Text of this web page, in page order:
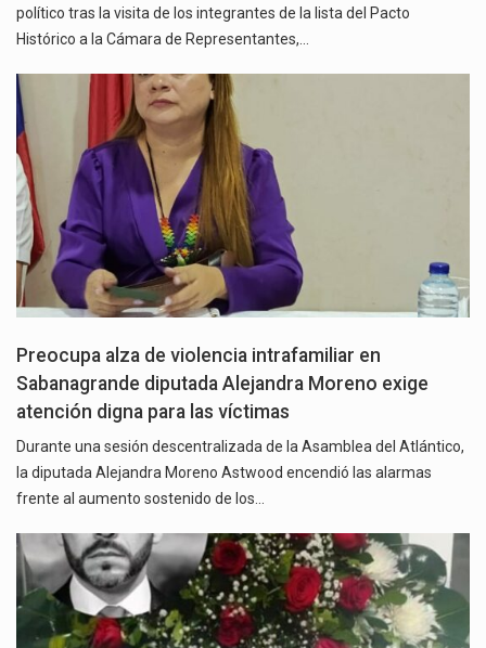
político tras la visita de los integrantes de la lista del Pacto
Histórico a la Cámara de Representantes,…
Preocupa alza de violencia intrafamiliar en
Sabanagrande diputada Alejandra Moreno exige
atención digna para las víctimas
Durante una sesión descentralizada de la Asamblea del Atlántico,
la diputada Alejandra Moreno Astwood encendió las alarmas
frente al aumento sostenido de los…